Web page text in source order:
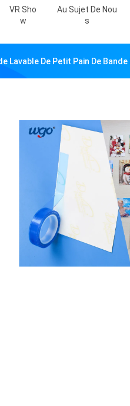
VR Sho
W
Au Sujet De Nou
S
Lavable De Petit Pain De